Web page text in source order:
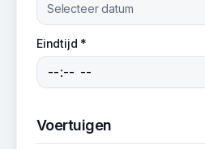
Selecteer datum
Eindtijd *
Voertuigen